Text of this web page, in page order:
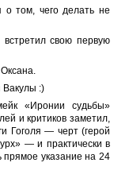
том, чего делать не
свою первую
Вакулы :)
«Иронии судьбы»
и критиков заметил,
Гоголя — черт (герой
— и практически в
указание на 24